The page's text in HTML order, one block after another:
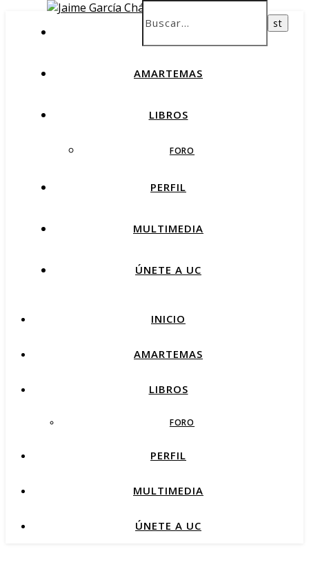
AMARTEMAS
LIBROS
FORO
PERFIL
MULTIMEDIA
ÚNETE A UC
INICIO
AMARTEMAS
LIBROS
FORO
PERFIL
MULTIMEDIA
ÚNETE A UC